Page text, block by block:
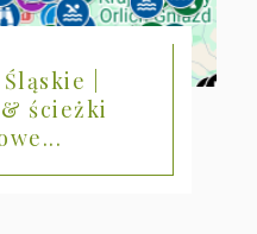
|
ścieżki